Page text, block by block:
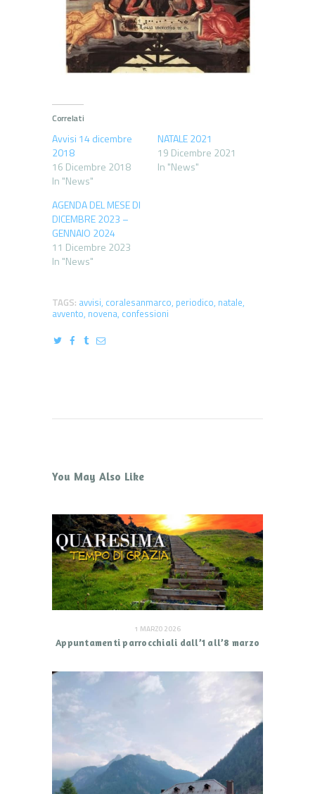
Correlati
Avvisi 14 dicembre
2018
16 Dicembre 2018
In "News"
NATALE 2021
19 Dicembre 2021
In "News"
AGENDA DEL MESE DI
DICEMBRE 2023 –
GENNAIO 2024
11 Dicembre 2023
In "News"
TAGS: avvisi, coralesanmarco, periodico, natale,
avvento, novena, confessioni
You May Also Like
1 MARZO 2026
Appuntamenti parrocchiali dall’1 all’8 marzo